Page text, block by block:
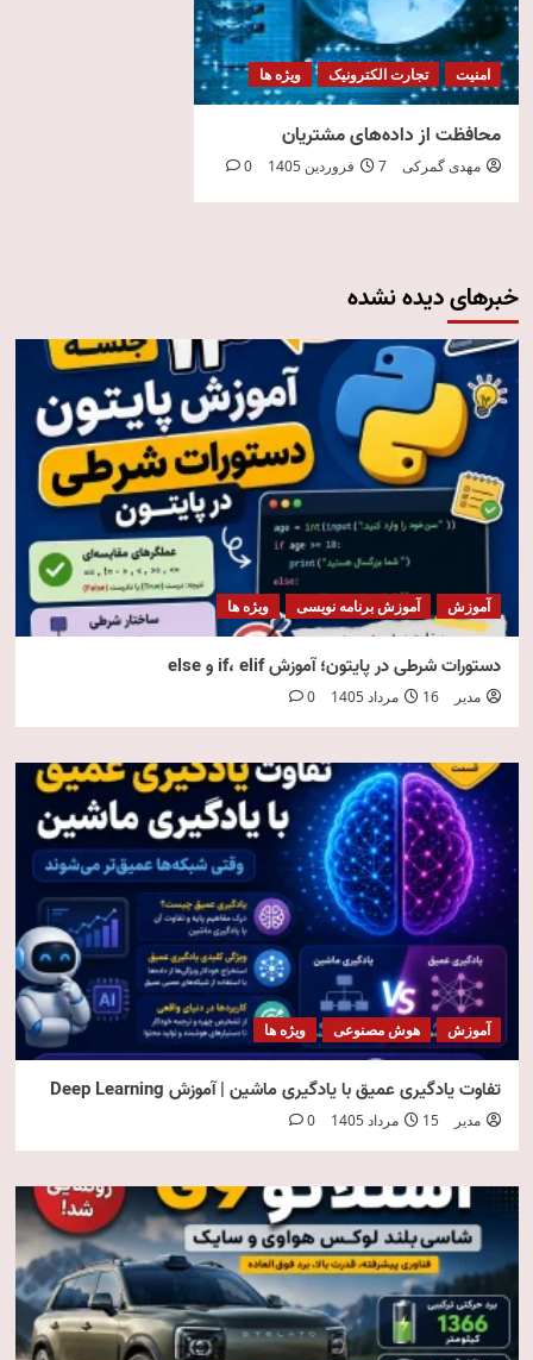
امنیت تجارت الکترونیک ویژه ها
محافظت از داده‌های مشتریان
مهدی گمرکی 7 فروردین 1405 0
خبرهای دیده نشده
آموزش آموزش برنامه نویسی ویژه ها
دستورات شرطی در پایتون؛ آموزش if، elif و else
مدیر 16 مرداد 1405 0
آموزش هوش مصنوعی ویژه ها
تفاوت یادگیری عمیق با یادگیری ماشین | آموزش Deep Learning
مدیر 15 مرداد 1405 0